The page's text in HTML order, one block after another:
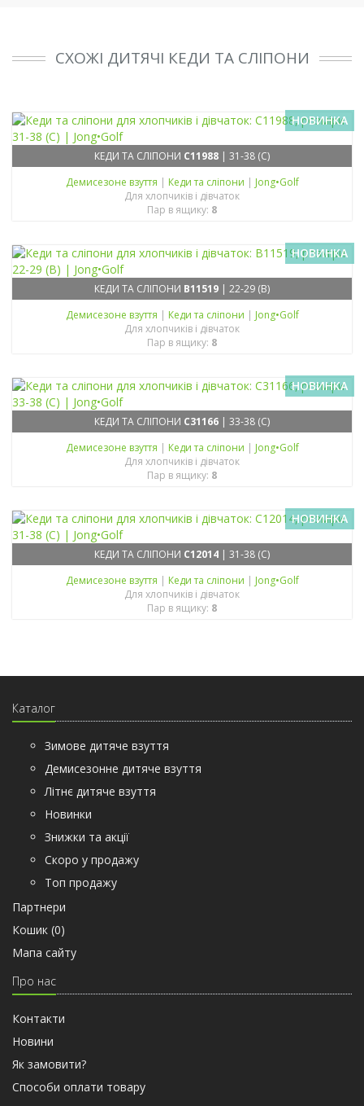
СХОЖІ ДИТЯЧІ КЕДИ ТА СЛІПОНИ
НОВИНКА
КЕДИ ТА СЛІПОНИ C11988 | 31-38 (C)
Демисезонe взуття | Кеди та сліпони | Jong•Golf
Для хлопчиків і дівчаток
Пар в ящику: 8
НОВИНКА
КЕДИ ТА СЛІПОНИ B11519 | 22-29 (B)
Демисезонe взуття | Кеди та сліпони | Jong•Golf
Для хлопчиків і дівчаток
Пар в ящику: 8
НОВИНКА
КЕДИ ТА СЛІПОНИ C31166 | 33-38 (C)
Демисезонe взуття | Кеди та сліпони | Jong•Golf
Для хлопчиків і дівчаток
Пар в ящику: 8
НОВИНКА
КЕДИ ТА СЛІПОНИ C12014 | 31-38 (C)
Демисезонe взуття | Кеди та сліпони | Jong•Golf
Для хлопчиків і дівчаток
Пар в ящику: 8
Каталог
Зимове дитяче взуття
Демисезонне дитяче взуття
Літнє дитяче взуття
Новинки
Знижки та акції
Скоро у продажу
Топ продажу
Партнери
Кошик (0)
Мапа сайту
Про нас
Контакти
Новини
Як замовити?
Способи оплати товару